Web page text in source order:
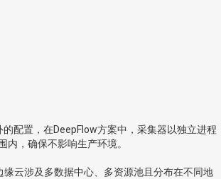
配置，在DeepFlow方案中，采集器以独立进程
，确保不影响生产环境。
云涉及多数据中心、多资源池且分布在不同地